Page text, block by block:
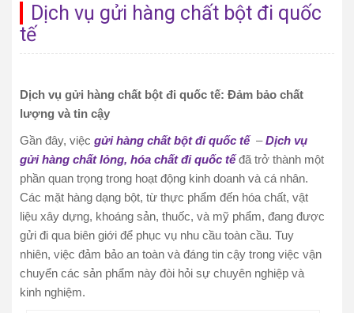
Dịch vụ gửi hàng chất bột đi quốc
tế
Dịch vụ gửi hàng chất bột đi quốc tế: Đảm bảo chất
lượng và tin cậy
Gần đây, việc gửi hàng chất bột đi quốc tế–Dịch vụ
gửi hàng chất lỏng, hóa chất đi quốc tếđã trở thành một
phần quan trọng trong hoạt động kinh doanh và cá nhân.
Các mặt hàng dạng bột, từ thực phẩm đến hóa chất, vật
liệu xây dựng, khoáng sản, thuốc, và mỹ phẩm, đang được
gửi đi qua biên giới để phục vụ nhu cầu toàn cầu. Tuy
nhiên, việc đảm bảo an toàn và đáng tin cậy trong việc vận
chuyển các sản phẩm này đòi hỏi sự chuyên nghiệp và
kinh nghiệm.